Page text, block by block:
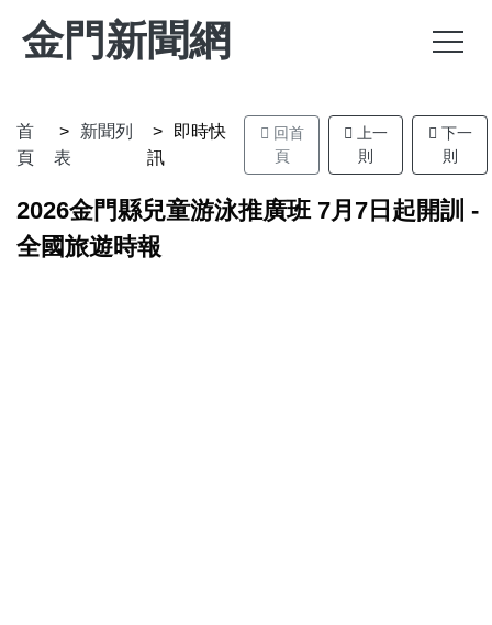
金門新聞網
首
頁
新聞列
表
即時快
訊
回首
頁
上一
則
下一
則
2026金門縣兒童游泳推廣班 7月7日起開訓 -
全國旅遊時報